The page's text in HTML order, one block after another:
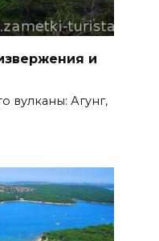
и
вулканы: Агунг,